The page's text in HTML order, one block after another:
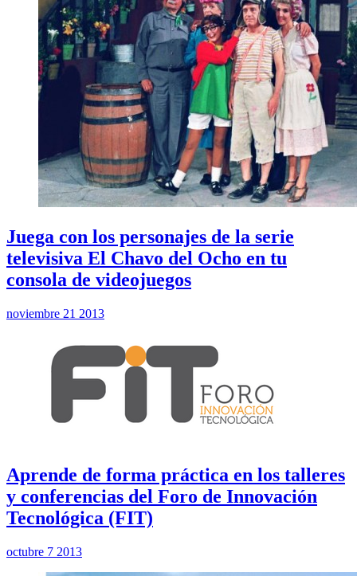
Juega con los personajes de la serie
televisiva El Chavo del Ocho en tu
consola de videojuegos
noviembre 21 2013
Aprende de forma práctica en los talleres
y conferencias del Foro de Innovación
Tecnológica (FIT)
octubre 7 2013